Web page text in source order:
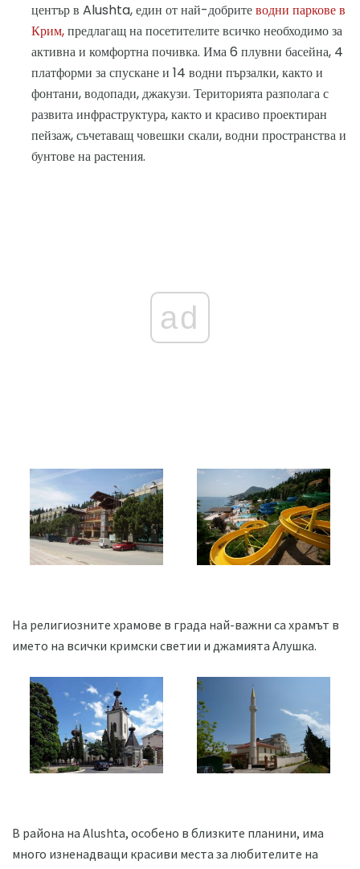
център в Alushta, един от най-добритеводни паркове в
Крим,предлагащ на посетителите всичко необходимо за
активна и комфортна почивка. Има 6 плувни басейна, 4
платформи за спускане и 14 водни пързалки, както и
фонтани, водопади, джакузи. Територията разполага с
развита инфраструктура, както и красиво проектиран
пейзаж, съчетаващ човешки скали, водни пространства и
бунтове на растения.
ad
На религиозните храмове в града най-важни са храмът в
името на всички кримски светии и джамията Алушка.
В района на Alushta, особено в близките планини, има
много изненадващи красиви места за любителите на